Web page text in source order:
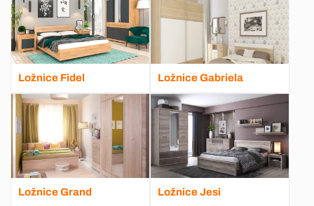
Ložnice Fidel Ložnice Gabriela
Ložnice Grand Ložnice Jesi